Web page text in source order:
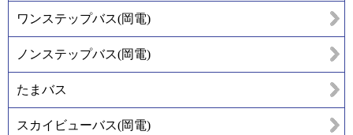
ワンステップバス(岡電)
ノンステップバス(岡電)
たまバス
スカイビューバス(岡電)